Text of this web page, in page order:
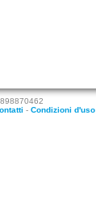
- Condizioni d'uso